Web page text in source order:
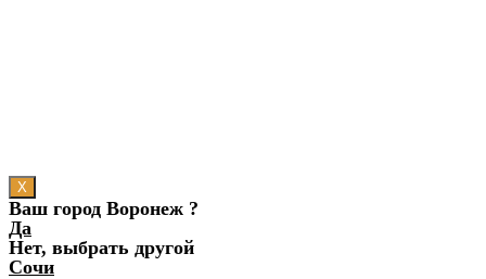
X
Ваш город Воронеж ?
Да
Нет, выбрать другой
Сочи